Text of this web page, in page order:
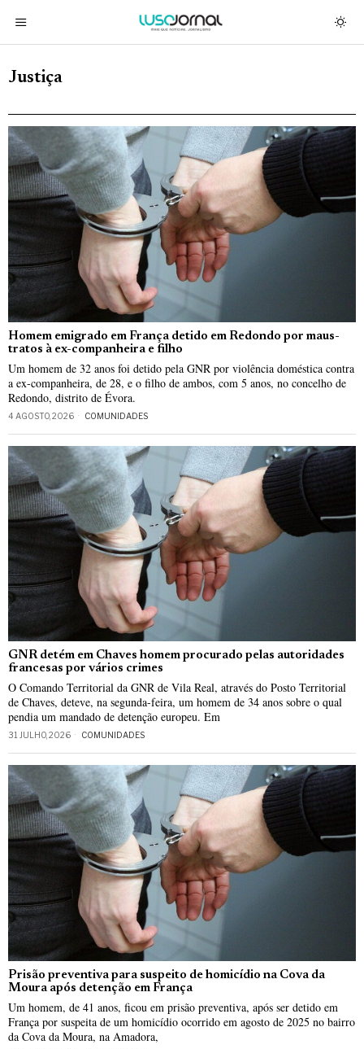
Justiça
Homem emigrado em França detido em Redondo por maus-
tratos à ex-companheira e filho
Um homem de 32 anos foi detido pela GNR por violência doméstica contra
a ex-companheira, de 28, e o filho de ambos, com 5 anos, no concelho de
Redondo, distrito de Évora.
4 AGOSTO, 2026 COMUNIDADES
GNR detém em Chaves homem procurado pelas autoridades
francesas por vários crimes
O Comando Territorial da GNR de Vila Real, através do Posto Territorial
de Chaves, deteve, na segunda-feira, um homem de 34 anos sobre o qual
pendia um mandado de detenção europeu. Em
31 JULHO, 2026 COMUNIDADES
Prisão preventiva para suspeito de homicídio na Cova da
Moura após detenção em França
Um homem, de 41 anos, ficou em prisão preventiva, após ser detido em
França por suspeita de um homicídio ocorrido em agosto de 2025 no bairro
da Cova da Moura, na Amadora,